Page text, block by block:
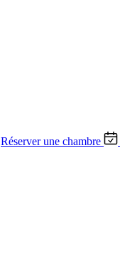
Réserver une chambre